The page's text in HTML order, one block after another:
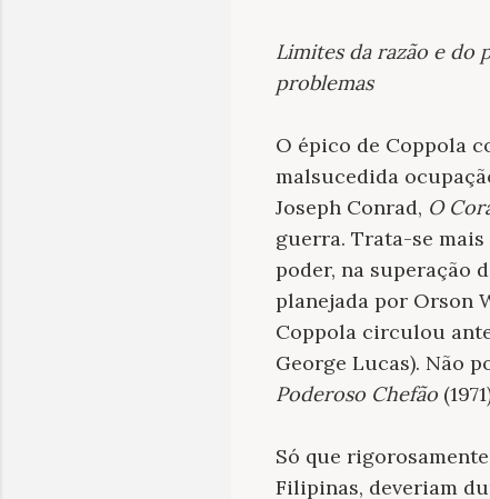
Limites da razão e do
problemas
O épico de Coppola
malsucedida
Joseph Conrad, O
guerra. Trata-se
poder, na superação
planejada por Orson
Coppola circulou
George Lucas). Não
Poderoso Chefão
Só que
Filipinas, deveriam